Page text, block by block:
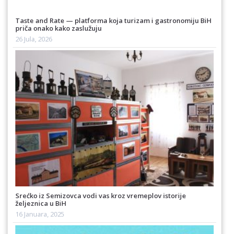
Taste and Rate — platforma koja turizam i gastronomiju BiH
priča onako kako zaslužuju
26 Jula, 2026
Srećko iz Semizovca vodi vas kroz vremeplov istorije
željeznica u BiH
16 Januara, 2025